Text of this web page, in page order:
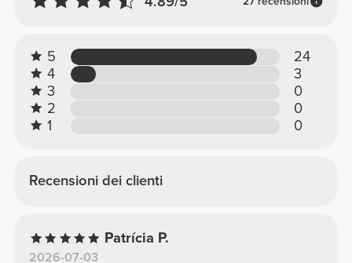
5
24
4
3
3
0
2
0
1
0
Recensioni dei clienti
Patrícia P.
2026-07-03